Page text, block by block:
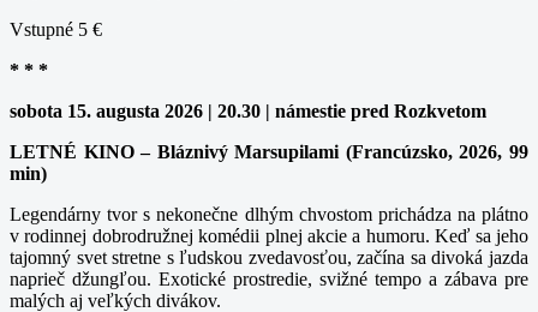
Vstupné 5 €
* * *
sobota 15. augusta 2026 | 20.30 | námestie pred Rozkvetom
LETNÉ KINO – Bláznivý Marsupilami (Francúzsko, 2026, 99
min)
Legendárny tvor s nekonečne dlhým chvostom prichádza na plátno
v rodinnej dobrodružnej komédii plnej akcie a humoru. Keď sa jeho
tajomný svet stretne s ľudskou zvedavosťou, začína sa divoká jazda
naprieč džungľou. Exotické prostredie, svižné tempo a zábava pre
malých aj veľkých divákov.